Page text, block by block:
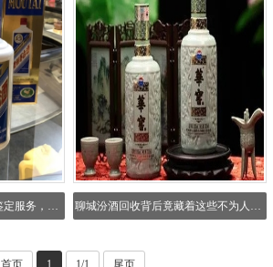
首页 1 1/1 尾页